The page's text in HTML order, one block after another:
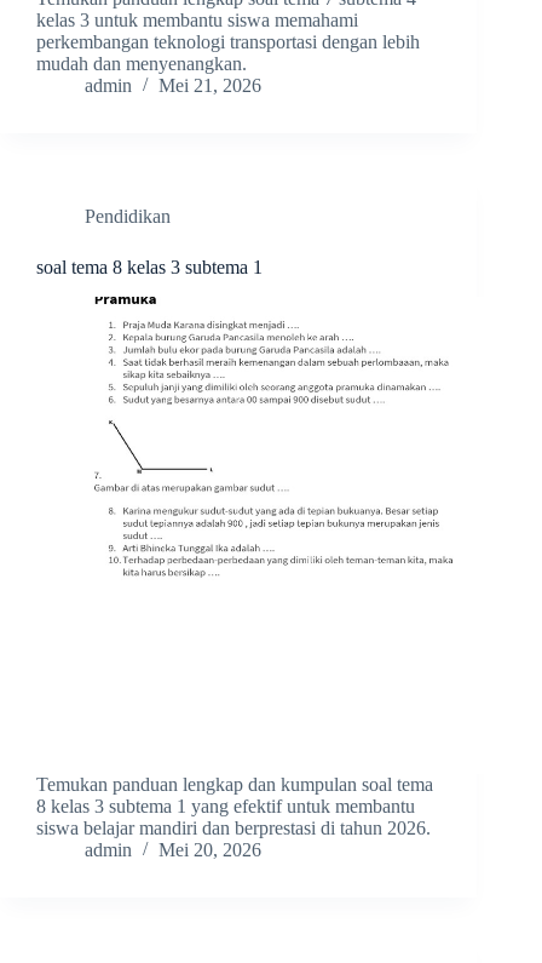
kelas 3 untuk membantu siswa memahami
perkembangan teknologi transportasi dengan lebih
mudah dan menyenangkan.
admin
Mei 21, 2026
Pendidikan
soal tema 8 kelas 3 subtema 1
Temukan panduan lengkap dan kumpulan soal tema
8 kelas 3 subtema 1 yang efektif untuk membantu
siswa belajar mandiri dan berprestasi di tahun 2026.
admin
Mei 20, 2026